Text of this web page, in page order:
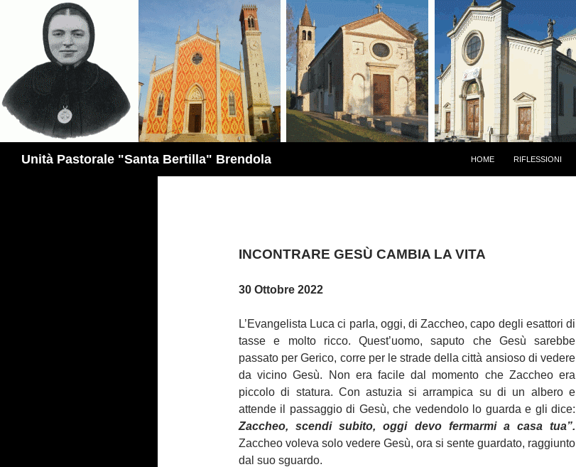
contenuto
Unità Pastorale "Santa Bertilla" Brendola HOME RIFLESSIONI
INCONTRARE GESÙ CAMBIA LA VITA
30 Ottobre 2022
L’Evangelista Luca ci parla, oggi, di Zaccheo, capo degli esattori di
tasse e molto ricco. Quest’uomo, saputo che Gesù sarebbe
passato per Gerico, corre per le strade della città ansioso di vedere
da vicino Gesù. Non era facile dal momento che Zaccheo era
piccolo di statura. Con astuzia si arrampica su di un albero e
attende il passaggio di Gesù, che vedendolo lo guarda e gli dice:
Zaccheo, scendi subito, oggi devo fermarmi a casa tua”.
Zaccheo voleva solo vedere Gesù, ora si sente guardato, raggiunto
dal suo sguardo.